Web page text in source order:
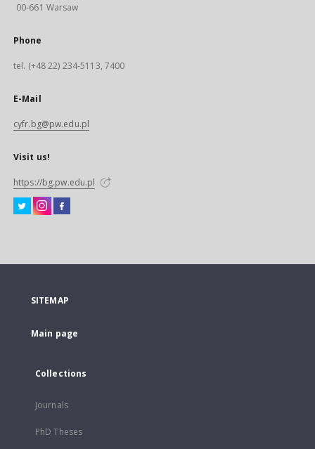
00-661 Warsaw
Phone
tel. (+48 22) 234-5113, 7400
E-Mail
cyfr.bg@pw.edu.pl
Visit us!
https://bg.pw.edu.pl
SITEMAP
Main page
Collections
Journals
PhD Theses